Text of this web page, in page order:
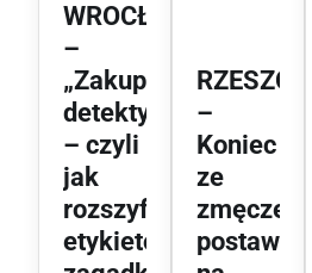
WROCŁAW
–
„Zakupowy
detektyw”
– czyli
jak
rozszyfrować
etykietowe
RZESZÓW
–
Koniec
ze
postaw